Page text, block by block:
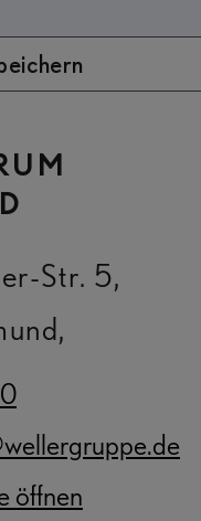
Str. 5,
new tab)
(Opens in new tab)
öffnen